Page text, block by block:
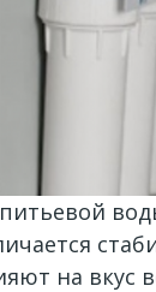
на вкус